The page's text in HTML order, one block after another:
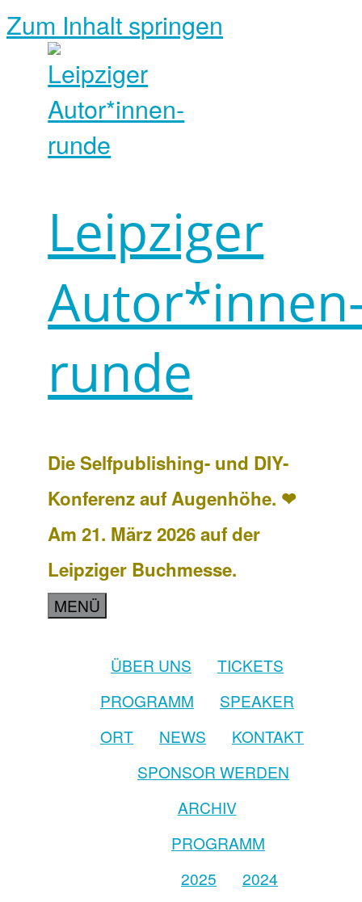
Zum Inhalt springen
Leipziger
runde
Die Selfpublishing- und DIY-
Konferenz auf Augenhöhe. ❤
Am 21. März 2026 auf der
Leipziger Buchmesse.
MENÜ
ÜBER UNS
TICKETS
PROGRAMM
SPEAKER
ORT
NEWS
KONTAKT
SPONSOR WERDEN
ARCHIV
PROGRAMM
2025
2024